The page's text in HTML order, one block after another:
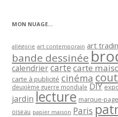
MON NUAGE…
allégorie art contemporain art
bande dessinée
calendriercartecarte
carte à publicité cinéma
deuxième guerre mondiale DIY
jardin lecture marque-page
oiseau papier maison Paris